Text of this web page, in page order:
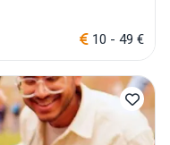
10 - 49 €